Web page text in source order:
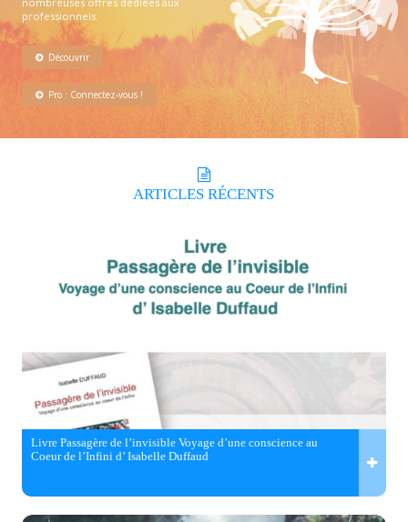
professionnels.
Découvrir
Pro : Connectez-vous !
ARTICLES RÉCENTS
Livre Passagère de l’invisible Voyage d’une conscience au
Coeur de l’Infini d’ Isabelle Duffaud